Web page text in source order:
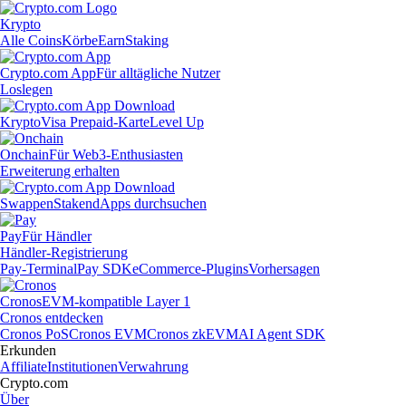
Krypto
Alle CoinsKörbeEarnStaking
Crypto.com AppFür alltägliche Nutzer
Loslegen
KryptoVisa Prepaid-KarteLevel Up
OnchainFür Web3-Enthusiasten
Erweiterung erhalten
SwappenStakendApps durchsuchen
PayFür Händler
Händler-Registrierung
Pay-TerminalPay SDKeCommerce-PluginsVorhersagen
CronosEVM-kompatible Layer 1
Cronos entdecken
Cronos PoSCronos EVMCronos zkEVMAI Agent SDK
Erkunden
AffiliateInstitutionenVerwahrung
Crypto.com
Über